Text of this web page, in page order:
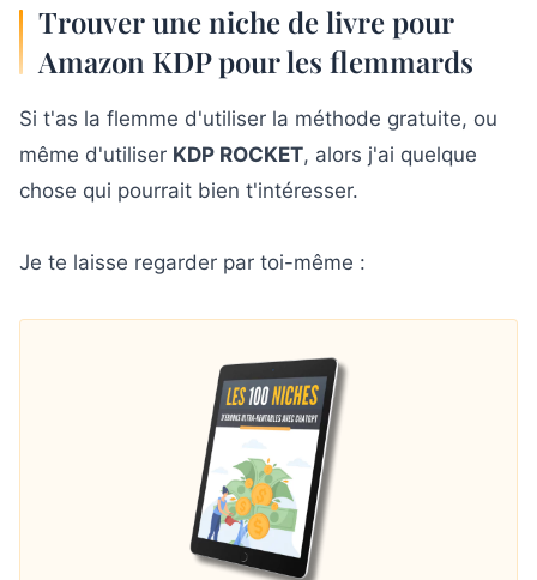
Trouver une niche de livre pour
Amazon KDP pour les flemmards
Si t'as la flemme d'utiliser la méthode gratuite, ou
même d'utiliser KDP ROCKET, alors j'ai quelque
chose qui pourrait bien t'intéresser.
Je te laisse regarder par toi-même :